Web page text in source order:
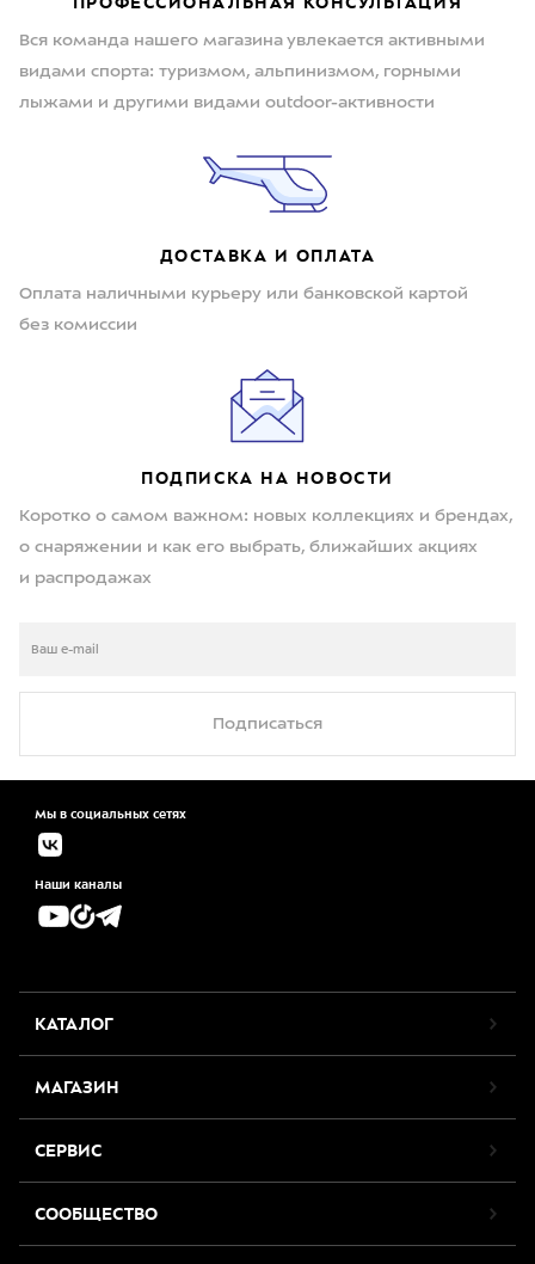
Вся команда нашего магазина увлекается активными
видами спорта: туризмом, альпинизмом, горными
лыжами и другими видами outdoor-активности
ДОСТАВКА И ОПЛАТА
Оплата наличными курьеру или банковской картой
без комиссии
ПОДПИСКА НА НОВОСТИ
Коротко о самом важном: новых коллекциях и брендах,
о снаряжении и как его выбрать, ближайших акциях
и распродажах
Подписаться
Мы в социальных сетях
Наши каналы
КАТАЛОГ
МАГАЗИН
СЕРВИС
СООБЩЕСТВО